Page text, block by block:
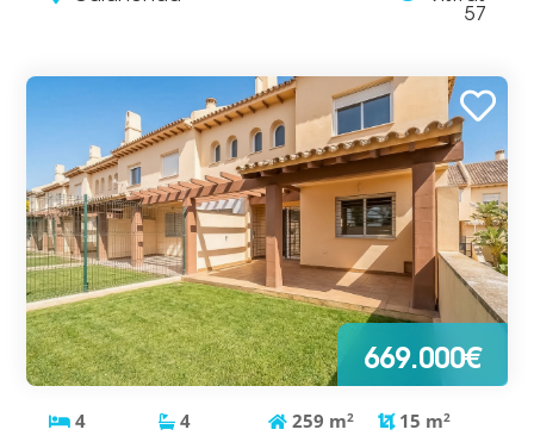
57
669.000€
4 4 259 m2 15 m2